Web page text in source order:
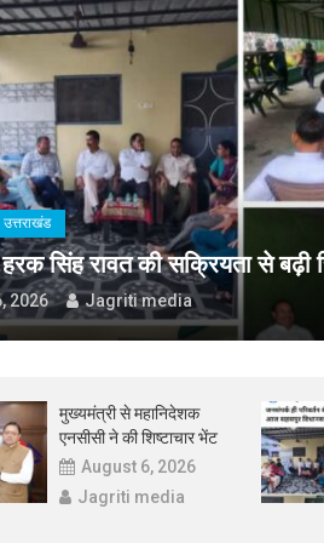
Slider उत्तराखंड मुख्यमंत्री से
उत्तराखंड
सिंह रावत की सक्रियता से बढ़ी
2026 Jagriti media
मुख्यमंत्री से महानिदेशक
एनसीसी ने की शिष्टाचार भेंट
August 6, 2026
Jagriti media